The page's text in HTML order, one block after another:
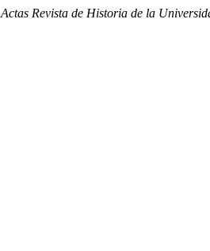
Actas Revista de Historia de la